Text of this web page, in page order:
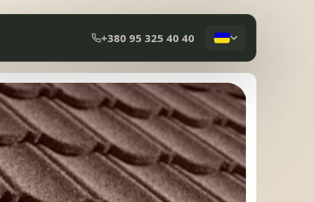
+380 95 325 40 40
КОМПОЗИТНА ЧЕРЕПИЦЯ